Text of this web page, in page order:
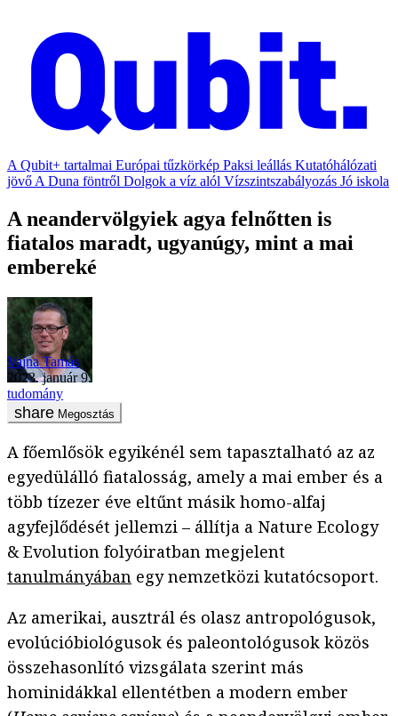
A Qubit+ tartalmai Európai tűzkörkép Paksi leállás Kutatóhálózati
jövő A Duna föntről Dolgok a víz alól Vízszintszabályozás Jó iskola
A neandervölgyiek agya felnőtten is
fiatalos maradt, ugyanúgy, mint a mai
embereké
Vajna Tamás
2023. január 9.
tudomány
Megosztás
A főemlősök egyikénél sem tapasztalható az az
egyedülálló fiatalosság, amely a mai ember és a
több tízezer éve eltűnt másik homo-alfaj
agyfejlődését jellemzi – állítja a Nature Ecology
& Evolution folyóiratban megjelent
tanulmányában egy nemzetközi kutatócsoport.
Az amerikai, ausztrál és olasz antropológusok,
evolúcióbiológusok és paleontológusok közös
összehasonlító vizsgálata szerint más
hominidákkal ellentétben a modern ember